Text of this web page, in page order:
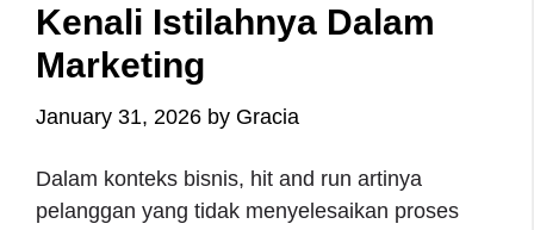
Kenali Istilahnya Dalam
Marketing
January 31, 2026 by Gracia
Dalam konteks bisnis, hit and run artinya
pelanggan yang tidak menyelesaikan proses